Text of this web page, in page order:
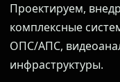
Проектируем,
комплексные
ОПС/АПС,
инфраструктуры.